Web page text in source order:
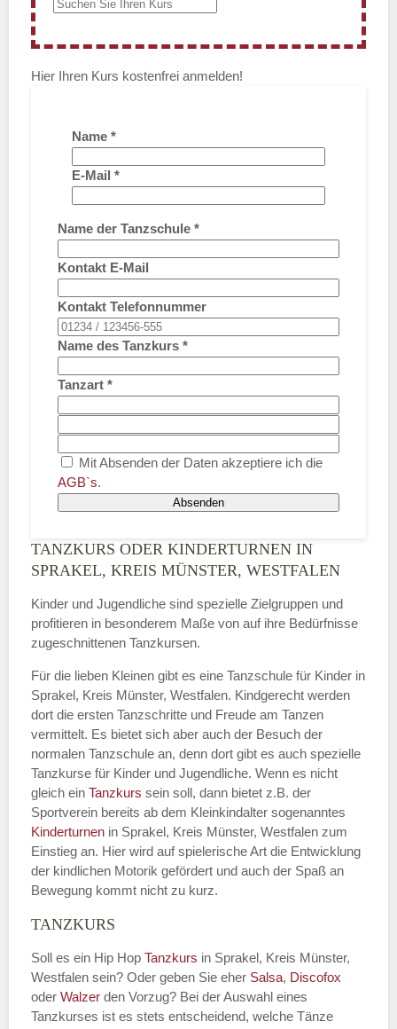
Hier Ihren Kurs kostenfrei anmelden!
Name *
E-Mail *
Name der Tanzschule *
Kontakt E-Mail
Kontakt Telefonnummer
Name des Tanzkurs *
Tanzart *
Mit Absenden der Daten akzeptiere ich die
AGB`s.
Absenden
TANZKURS ODER KINDERTURNEN IN
SPRAKEL, KREIS MÜNSTER, WESTFALEN
Kinder und Jugendliche sind spezielle Zielgruppen und
profitieren in besonderem Maße von auf ihre Bedürfnisse
zugeschnittenen Tanzkursen.
Für die lieben Kleinen gibt es eine Tanzschule für Kinder in
Sprakel, Kreis Münster, Westfalen. Kindgerecht werden
dort die ersten Tanzschritte und Freude am Tanzen
vermittelt. Es bietet sich aber auch der Besuch der
normalen Tanzschule an, denn dort gibt es auch spezielle
Tanzkurse für Kinder und Jugendliche. Wenn es nicht
gleich ein Tanzkurs sein soll, dann bietet z.B. der
Sportverein bereits ab dem Kleinkindalter sogenanntes
Kinderturnen in Sprakel, Kreis Münster, Westfalen zum
Einstieg an. Hier wird auf spielerische Art die Entwicklung
der kindlichen Motorik gefördert und auch der Spaß an
Bewegung kommt nicht zu kurz.
TANZKURS
Soll es ein Hip Hop Tanzkurs in Sprakel, Kreis Münster,
Westfalen sein? Oder geben Sie eher Salsa, Discofox
oder Walzer den Vorzug? Bei der Auswahl eines
Tanzkurses ist es stets entscheidend, welche Tänze